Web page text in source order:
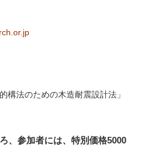
構法のための木造耐震設計法」
、参加者には、特別価格5000